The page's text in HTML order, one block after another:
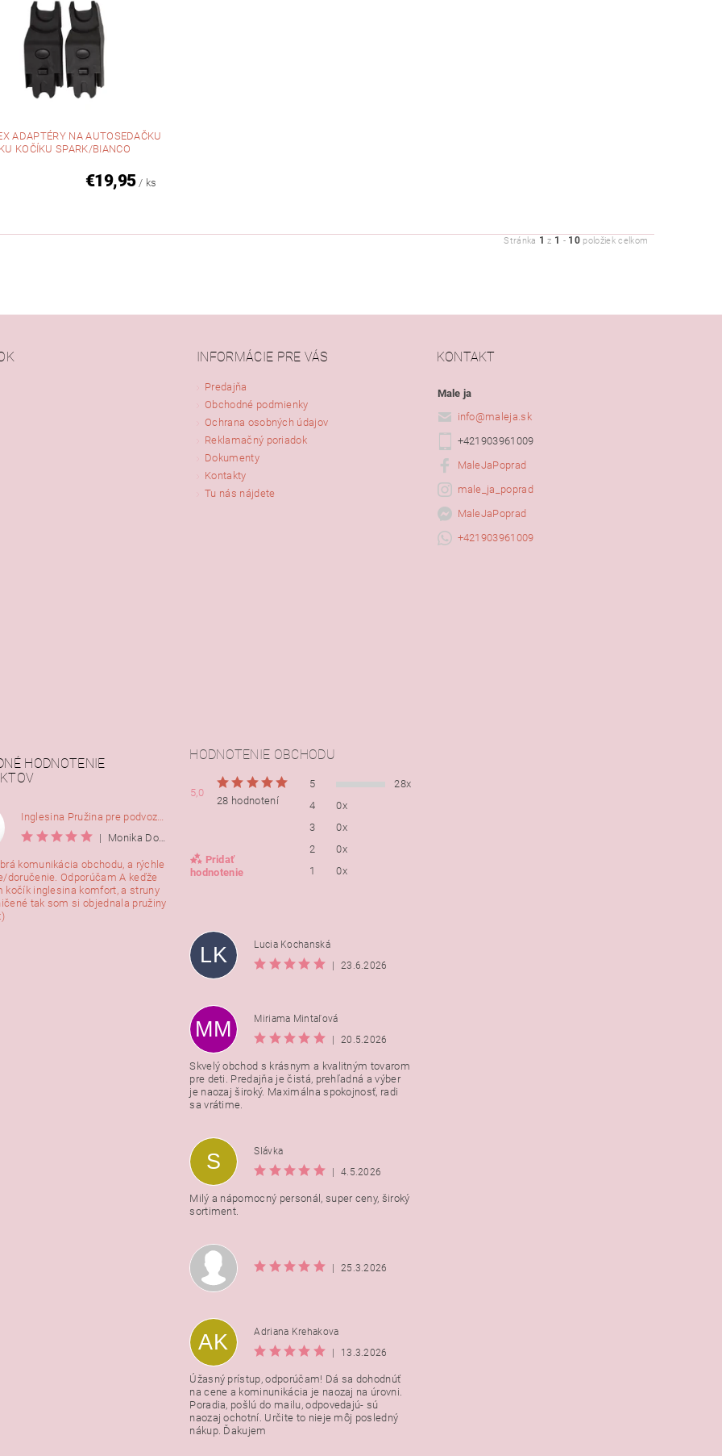
ADAPTÉRY NA AUTOSEDAČKU
KOČÍKU SPARK/BIANCO
€19,95 / ks
Stránka 1 z 1 - 10 položiek celkom
INFORMÁCIE PRE VÁS
Predajňa
Obchodné podmienky
Ochrana osobných údajov
Reklamačný poriadok
Dokumenty
Kontakty
Tu nás nájdete
KONTAKT
Male ja
info@maleja.sk
+421903961009
MaleJaPoprad
male_ja_poprad
MaleJaPoprad
+421903961009
HODNOTENIE
|
Monika Dorušáková
komunikácia obchodu, a rýchle
doručenie. Odporúčam A keďže
kočík inglesina komfort, a struny
tak som si objednala pružiny
HODNOTENIE OBCHODU
5,0
28 hodnotení
Pridať
hodnotenie
5
28x
4
0x
3
0x
2
0x
1
0x
Vložením hodnotenie súhlasíte s
podmienkami ochrany osobných
LK
Lucia Kochanská
23.6.2026
MM
Miriama Mintaľová
20.5.2026
Skvelý obchod s krásnym a kvalitným tovarom
pre deti. Predajňa je čistá, prehľadná a výber
je naozaj široký. Maximálna spokojnosť, radi
sa vrátime.
S
Slávka
4.5.2026
Milý a nápomocný personál, super ceny, široký
sortiment.
25.3.2026
AK
Adriana Krehakova
13.3.2026
Úžasný prístup, odporúčam! Dá sa dohodnúť
na cene a kominunikácia je naozaj na úrovni.
Poradia, pošlú do mailu, odpovedajú- sú
naozaj ochotní. Určite to nieje môj posledný
nákup. Ďakujem